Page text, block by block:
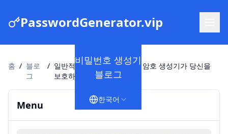
PasswordGenerator.vip
비밀번호 생성기
블로그
한국어
홈 / 블로
그
/ 일반적인 암호 공격: 온라인 암호 생성기가 당신을
보호하는 방법
Menu